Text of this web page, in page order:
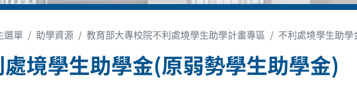
選單 助學資源 教育部大專校院不利處境學生助學計畫專區 不利處境學生助
境學生助學金(原弱勢學生助學金)